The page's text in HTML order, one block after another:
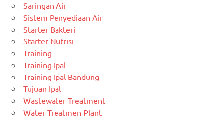
Saringan Air
Sistem Penyediaan Air
Starter Bakteri
Starter Nutrisi
Training
Training Ipal
Training Ipal Bandung
Tujuan Ipal
Wastewater Treatment
Water Treatmen Plant